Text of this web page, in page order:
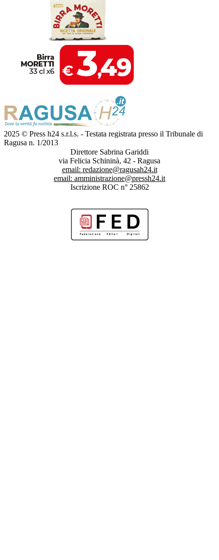
2025 © Press h24 s.r.l.s. - Testata registrata presso il Tribunale di
Ragusa n. 1/2013
Direttore Sabrina Gariddi
via Felicia Schininà, 42 - Ragusa
email: redazione@ragusah24.it
email: amministrazione@pressh24.it
Iscrizione ROC n° 25862